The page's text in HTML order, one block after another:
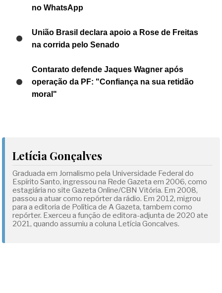
no WhatsApp
União Brasil declara apoio a Rose de Freitas
na corrida pelo Senado
Contarato defende Jaques Wagner após
operação da PF: "Confiança na sua retidão
moral"
Letícia Gonçalves
Graduada em Jornalismo pela Universidade Federal do
Espírito Santo, ingressou na Rede Gazeta em 2006, como
estagiária no site Gazeta Online/CBN Vitória. Em 2008,
passou a atuar como repórter da rádio. Em 2012, migrou
para a editoria de Política de A Gazeta, tambem como
repórter. Exerceu a função de editora-adjunta de 2020 ate
2021, quando assumiu a coluna Letícia Goncalves.